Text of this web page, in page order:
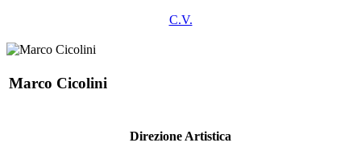
C.V.
Marco Cicolini
Direzione Artistica